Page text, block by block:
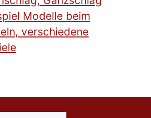
Modelle beim
verschiedene